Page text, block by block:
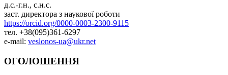
д.с.-г.н., с.н.с.
заст. директора з наукової роботи
https://orcid.org/0000-0003-2300-9115
тел. +38(095)361-6297
e-mail: veslonos-ua@ukr.net
ОГОЛОШЕННЯ